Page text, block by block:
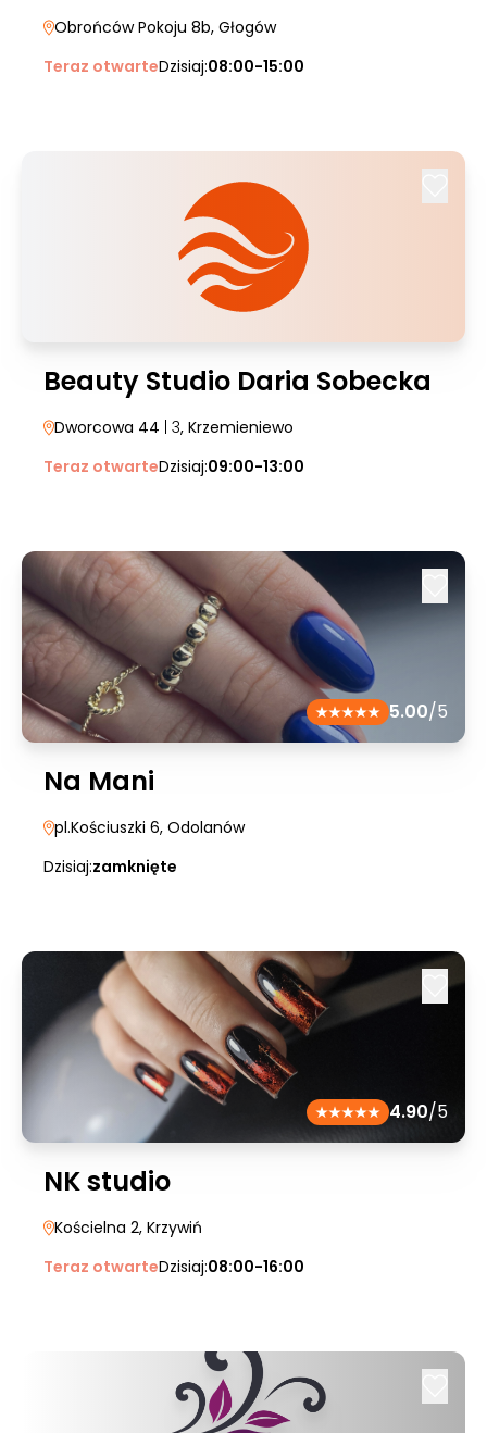
Obrońców Pokoju 8b, Głogów
Teraz otwarteDzisiaj:08:00-15:00
Beauty Studio Daria Sobecka
Dworcowa 44 | 3, Krzemieniewo
Teraz otwarteDzisiaj:09:00-13:00
5.00/5
Na Mani
pl.Kościuszki 6, Odolanów
Dzisiaj:zamknięte
4.90/5
NK studio
Kościelna 2, Krzywiń
Teraz otwarteDzisiaj:08:00-16:00